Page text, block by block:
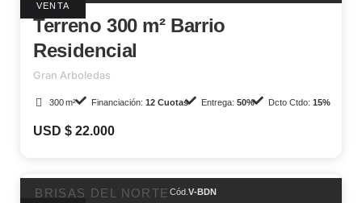
VENTA
Terreno 300 m² Barrio
Residencial
Gran Arboledas
300 m² Financiación: 12 Cuotas Entrega: 50% Dcto Ctdo:15%
USD $ 22.000
BRISAS DEL NORTE Cód.V-BDN